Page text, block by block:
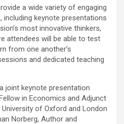
a wide variety of engaging
including keynote presentations
most innovative thinkers,
attendees will be able to test
from one another’s
and dedicated teaching
joint keynote presentation
in Economics and Adjunct
of Oxford and London
Norberg, Author and